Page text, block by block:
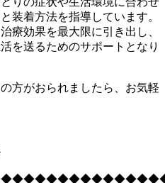
装着方法を指導しています。
療効果を最大限に引き出し、
を送るためのサポートとなり
方がおられましたら、お気軽